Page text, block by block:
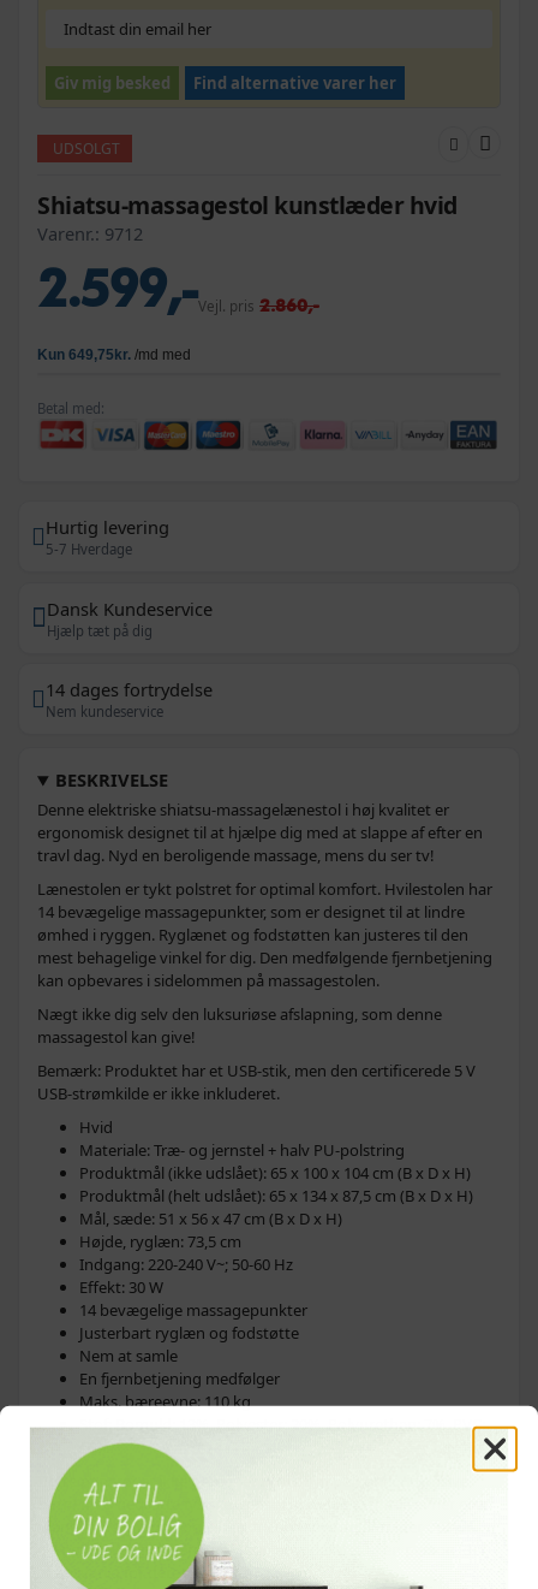
Giv mig besked Find alternative varer her
UDSOLGT
Shiatsu-massagestol kunstlæder hvid
Varenr.: 9712
2.599,-Vejl. pris 2.860,-
Betal med:
Hurtig levering
5-7 Hverdage
Dansk Kundeservice
Hjælp tæt på dig
14 dages fortrydelse
Nem kundeservice
BESKRIVELSE
Denne elektriske shiatsu-massagelænestol i høj kvalitet er
ergonomisk designet til at hjælpe dig med at slappe af efter en
travl dag. Nyd en beroligende massage, mens du ser tv!
Lænestolen er tykt polstret for optimal komfort. Hvilestolen har
14 bevægelige massagepunkter, som er designet til at lindre
ømhed i ryggen. Ryglænet og fodstøtten kan justeres til den
mest behagelige vinkel for dig. Den medfølgende fjernbetjening
kan opbevares i sidelommen på massagestolen.
Nægt ikke dig selv den luksuriøse afslapning, som denne
massagestol kan give!
Bemærk: Produktet har et USB-stik, men den certificerede 5 V
USB-strømkilde er ikke inkluderet.
Hvid
Materiale: Træ- og jernstel + halv PU-polstring
Produktmål (ikke udslået): 65 x 100 x 104 cm (B x D x H)
Produktmål (helt udslået): 65 x 134 x 87,5 cm (B x D x H)
Mål, sæde: 51 x 56 x 47 cm (B x D x H)
Højde, ryglæn: 73,5 cm
Indgang: 220-240 V~; 50-60 Hz
Effekt: 30 W
14 bevægelige massagepunkter
Justerbart ryglæn og fodstøtte
Nem at samle
En fjernbetjening medfølger
Maks. bæreevne: 110 kg
Stof: Bomuld: 13%, Polyester: 20%, Polyurethan: 7%, PVC:
60%
Dette apparat er ikke beregnet til brug af personer (inklusive
børn) med nedsatte fysiske, sensoriske eller mentale evner eller
manglende erfaring og viden, medmindre de er under opsyn
eller er blevet instrueret i brugen af apparatet af en person, der
er ansvarlig for deres sikkerhed.